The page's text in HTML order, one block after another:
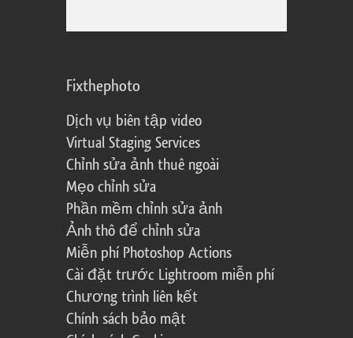
Fixthephoto
Dịch vụ biên tập video
Virtual Staging Services
Chỉnh sửa ảnh thuê ngoài
Mẹo chỉnh sửa
Phần mềm chỉnh sửa ảnh
Ảnh thô để chỉnh sửa
Miễn phí Photoshop Actions
Cài đặt trước Lightroom miễn phí
Chương trình liên kết
Chính sách bảo mật